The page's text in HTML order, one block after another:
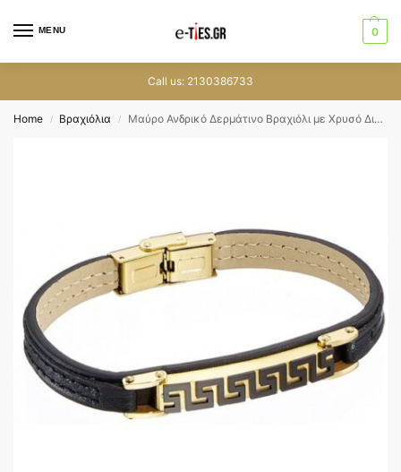
MENU 0
Call us: 2130386733
Home / Βραχιόλια / Μαύρο Ανδρικό Δερμάτινο Βραχιόλι με Χρυσό Διακοσμητικό-411